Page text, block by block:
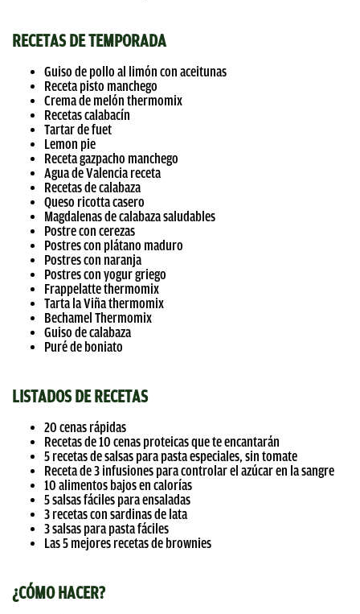
RECETAS DE TEMPORADA
Guiso de pollo al limón con aceitunas
Receta pisto manchego
Crema de melón thermomix
Recetas calabacín
Tartar de fuet
Lemon pie
Receta gazpacho manchego
Agua de Valencia receta
Recetas de calabaza
Queso ricotta casero
Magdalenas de calabaza saludables
Postre con cerezas
Postres con plátano maduro
Postres con naranja
Postres con yogur griego
Frappelatte thermomix
Tarta la Viña thermomix
Bechamel Thermomix
Guiso de calabaza
Puré de boniato
LISTADOS DE RECETAS
20 cenas rápidas
Recetas de 10 cenas proteicas que te encantarán
5 recetas de salsas para pasta especiales, sin tomate
Receta de 3 infusiones para controlar el azúcar en la sangre
10 alimentos bajos en calorías
5 salsas fáciles para ensaladas
3 recetas con sardinas de lata
3 salsas para pasta fáciles
Las 5 mejores recetas de brownies
¿CÓMO HACER?